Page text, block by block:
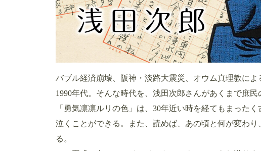
バブル経済崩壊、阪神・淡路大震災、オウム真理教に
1990年代。そんな時代を、浅田次郎さんがあくまで庶
「勇気凛凛ルリの色」は、30年近い時を経てもまった
泣くことができる。また、読めば、あの頃と何が変わ
る。